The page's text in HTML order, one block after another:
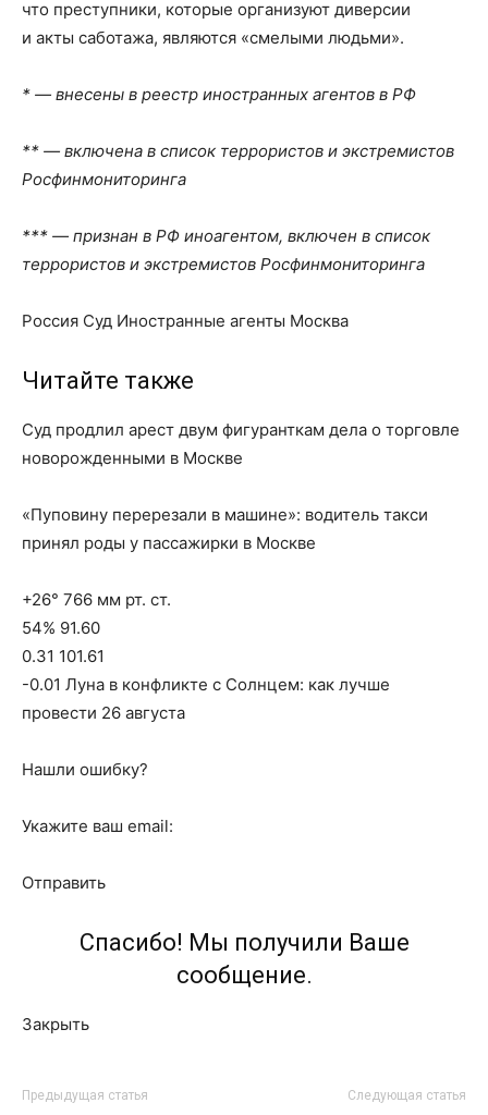
что преступники, которые организуют диверсии
и акты саботажа, являются «смелыми людьми».
* — внесены в реестр иностранных агентов в РФ
** — включена в список террористов и экстремистов
Росфинмониторинга
*** — признан в РФ иноагентом, включен в список
террористов и экстремистов Росфинмониторинга
Россия Суд Иностранные агенты Москва
Читайте также
Суд продлил арест двум фигуранткам дела о торговле
новорожденными в Москве
«Пуповину перерезали в машине»: водитель такси
принял роды у пассажирки в Москве
+26° 766 мм рт. ст.
54% 91.60
0.31 101.61
-0.01 Луна в конфликте с Солнцем: как лучше
провести 26 августа
Нашли ошибку?
Укажите ваш email:
Отправить
Спасибо! Мы получили Ваше
сообщение.
Закрыть
Предыдущая статья Следующая статья